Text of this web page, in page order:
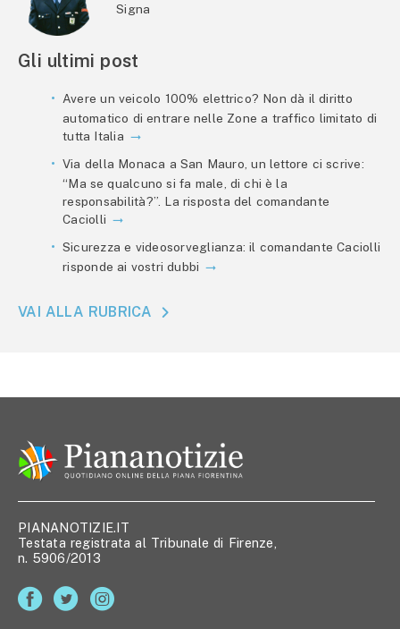
Signa
Gli ultimi post
Avere un veicolo 100% elettrico? Non dà il diritto
automatico di entrare nelle Zone a traffico limitato di
tutta Italia
Via della Monaca a San Mauro, un lettore ci scrive:
“Ma se qualcuno si fa male, di chi è la
responsabilità?”. La risposta del comandante
Caciolli
Sicurezza e videosorveglianza: il comandante Caciolli
risponde ai vostri dubbi
VAI ALLA RUBRICA
PIANANOTIZIE.IT
Testata registrata al Tribunale di Firenze,
n. 5906/2013